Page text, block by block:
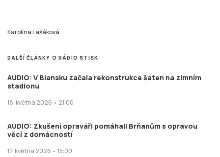
Karolína Lašáková
DALŠÍ ČLÁNKY O RÁDIO STISK
AUDIO: V Blansku začala rekonstrukce šaten na zimním
stadionu
18. května 2026 • 21:00
AUDIO: Zkušení opraváři pomáhali Brňanům s opravou
věcí z domácností
17. května 2026 • 15:00